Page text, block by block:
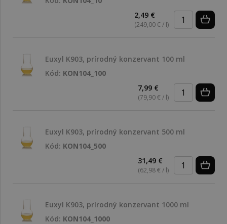
2,49 €
(249,00 € / l)
Euxyl K903, prírodný konzervant 100 ml
Kód: KON104_100
7,99 €
(79,90 € / l)
Euxyl K903, prírodný konzervant 500 ml
Kód: KON104_500
31,49 €
(62,98 € / l)
Euxyl K903, prírodný konzervant 1000 ml
Kód: KON104_1000